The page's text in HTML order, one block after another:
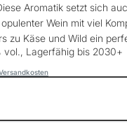
Aromatik setzt sich
Wein mit viel
zu Käse und Wild ein
vol., Lagerfähig bis 2030+